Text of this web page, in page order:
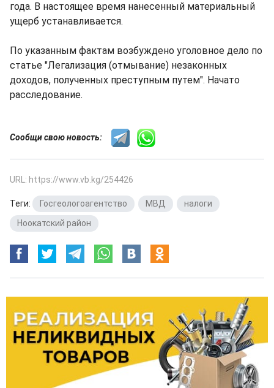
года. В настоящее время нанесенный материальный
ущерб устанавливается.
По указанным фактам возбуждено уголовное дело по
статье "Легализация (отмывание) незаконных
доходов, полученных преступным путем". Начато
расследование.
Сообщи свою новость:
URL: https://www.vb.kg/254426
Теги: Госгеологоагентство МВД налоги
Ноокатский район